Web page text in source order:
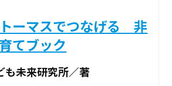
ーマスでつなげる 非
てブック
も未来研究所／著